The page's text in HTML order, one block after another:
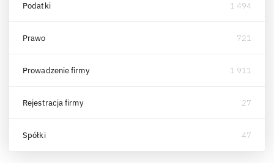
Podatki 1 494
Prawo 721
Prowadzenie firmy 1 911
Rejestracja firmy 27
Spółki 47